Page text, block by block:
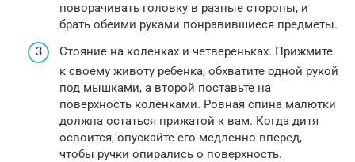
поворачивать головку в разные стороны, и
брать обеими руками понравившиеся предметы.
Стояние на коленках и четвереньках. Прижмите
к своему животу ребенка, обхватите одной рукой
под мышками, а второй поставьте на
поверхность коленками. Ровная спина малютки
должна остаться прижатой к вам. Когда дитя
освоится, опускайте его медленно вперед,
чтобы ручки опирались о поверхность.